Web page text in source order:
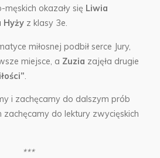
okazały się Liwia
Hyży z klasy 3e.
miłosnej podbił serce Jury,
miejsce, a Zuzia zajęła drugie
.
i zachęcamy do dalszym prób
zachęcamy do lektury zwycięskich
***